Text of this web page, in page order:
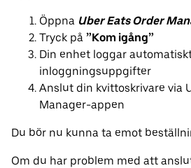
Öppna Uber Eats Order
Tryck på ”Kom igång”
Din enhet loggar
inloggningsuppgifter
Anslut din kvittoskrivare via
Manager-appen
Du bör nu kunna ta emot
Om du har problem med att